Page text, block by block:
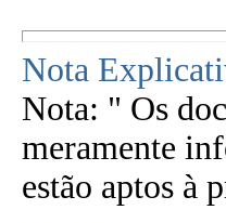
Nota
Nota: " Os
meramente
estão aptos à